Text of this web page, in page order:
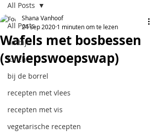
All Posts
ontbijt
lunch
bij de borrel
recepten met vlees
recepten met vis
vegetarische recepten
All Posts
Wafels met bosbessen
(swiepswoepswap)
Shana Vanhoof
24 sep 2020 1 minuten om te lezen